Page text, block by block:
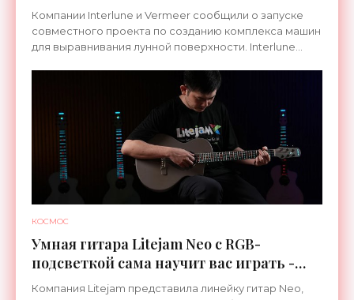
Компании Interlune и Vermeer сообщили о запуске
совместного проекта по созданию комплекса машин
для выравнивания лунной поверхности. Interlune
КОСМОС
Умная гитара Litejam Neo с RGB-
подсветкой сама научит вас играть -
«Гаджеты»
Компания Litejam представила линейку гитар Neo,